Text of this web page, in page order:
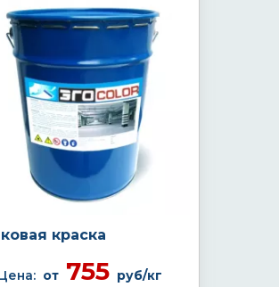
краска
от755 руб/кг